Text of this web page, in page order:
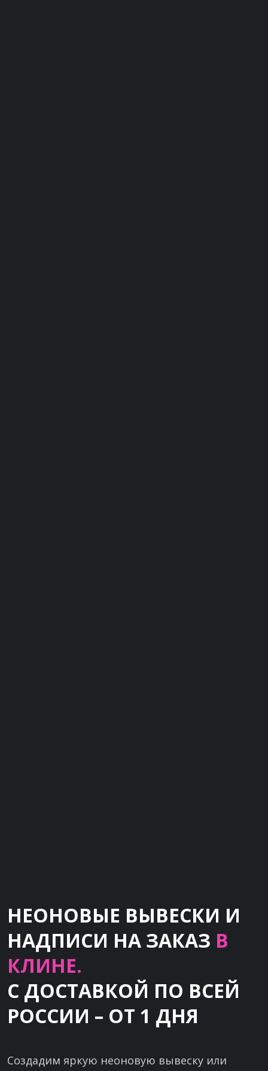
НЕОНОВЫЕ ВЫВЕСКИ И
НАДПИСИ НА ЗАКАЗ В
КЛИНЕ.
С ДОСТАВКОЙ ПО ВСЕЙ
РОССИИ – ОТ 1 ДНЯ
Создадим яркую неоновую вывеску или